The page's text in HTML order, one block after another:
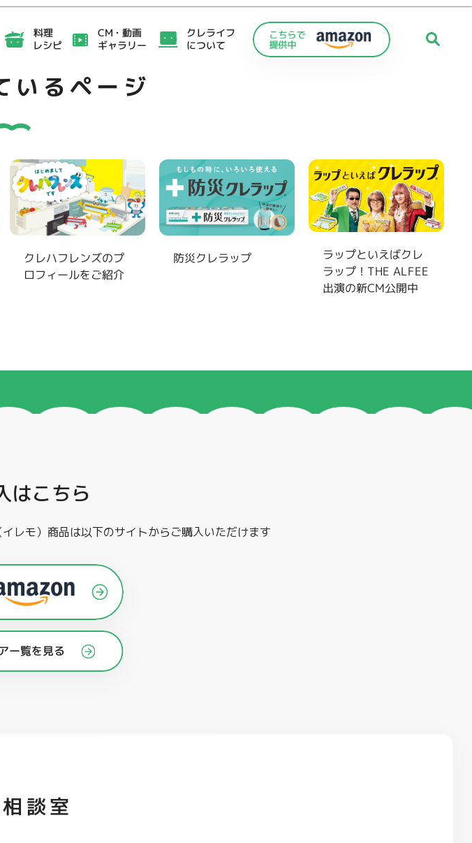
料理
レシピ
CM・動画
ギャラリー
クレライフ
について
いるページ
クレハフレンズのプ
ロフィールをご紹介
防災クレラップ ラップといえばクレ
ラップ！THE ALFEE
出演の新CM公開中
はこちら
レモ）商品は以下のサイトからご購入いただけます
ー覧を見る
談室